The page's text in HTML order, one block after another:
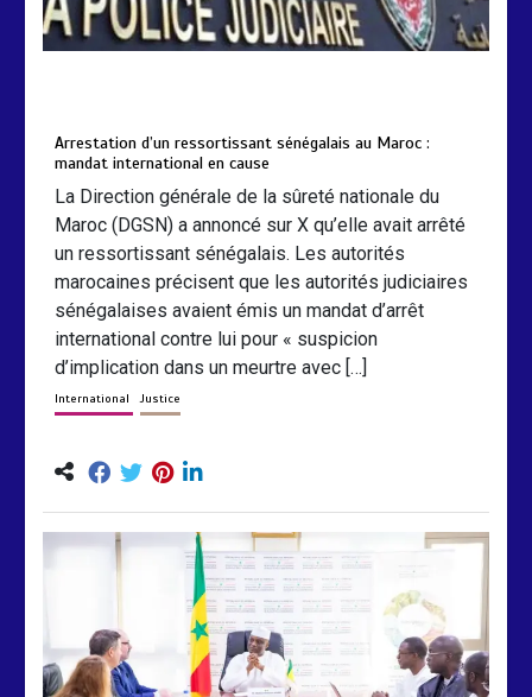
Arrestation d’un ressortissant sénégalais au Maroc :
mandat international en cause
La Direction générale de la sûreté nationale du
Maroc (DGSN) a annoncé sur X qu’elle avait arrêté
un ressortissant sénégalais. Les autorités
marocaines précisent que les autorités judiciaires
sénégalaises avaient émis un mandat d’arrêt
international contre lui pour « suspicion
d’implication dans un meurtre avec […]
International Justice